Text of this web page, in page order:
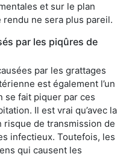
et sur le plan
ne sera plus pareil.
par les piqûres de
par les grattages
est également l’un
se fait piquer par ces
Il est vrai qu’avec la
risque de transmission de
infectieux. Toutefois, les
qui causent les